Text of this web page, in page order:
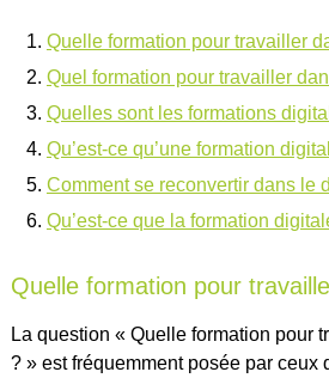
Quelle formation pour travailler
Quel formation pour travailler
Quelles sont les formations
Qu’est-ce qu’une formation
Comment se reconvertir dans le
Qu’est-ce que la formation
Quelle formation pour
La question « Quelle formation pour
? » est fréquemment posée par ceux